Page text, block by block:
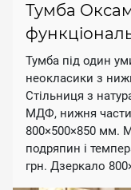
Тумба
Тумба під один
неокласики з
Стільниця з
МДФ, нижня
800×500×850 мм.
подряпин і
грн. Дзеркало